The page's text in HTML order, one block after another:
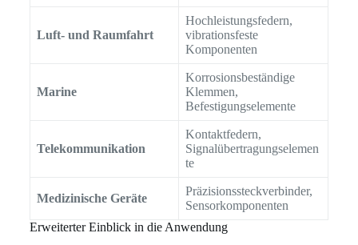
Luft- und Raumfahrt
Hochleistungsfedern,
vibrationsfeste
Komponenten
Marine
Korrosionsbeständige
Klemmen,
Befestigungselemente
Telekommunikation
Kontaktfedern,
Signalübertragungselemen
te
Medizinische Geräte
Präzisionssteckverbinder,
Sensorkomponenten
Erweiterter Einblick in die Anwendung